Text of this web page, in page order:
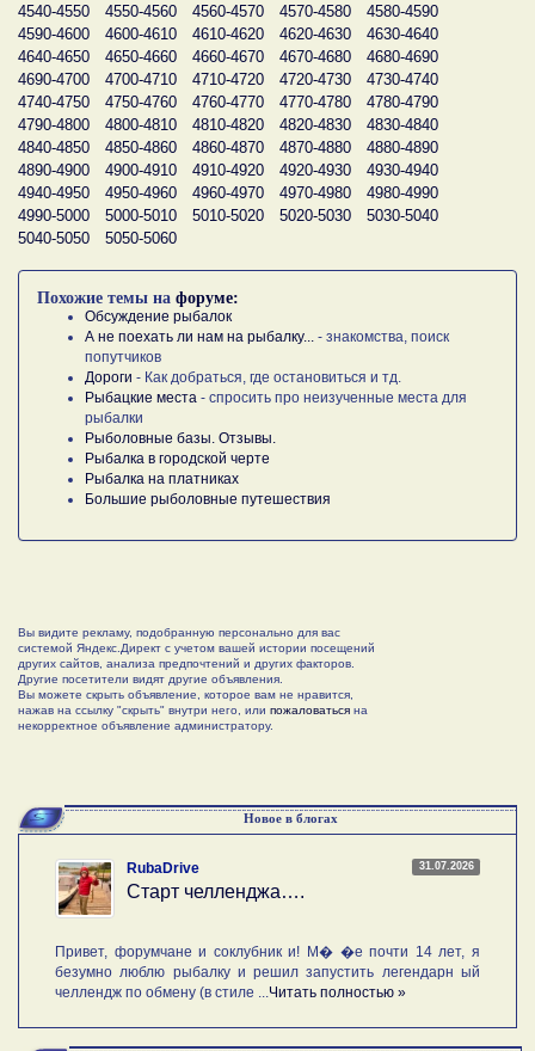
4540-4550
4550-4560 4560-4570 4570-4580
4580-4590
4590-4600
4600-4610 4610-4620 4620-4630
4630-4640
4640-4650
4650-4660 4660-4670 4670-4680
4680-4690
4690-4700
4700-4710 4710-4720 4720-4730
4730-4740
4740-4750
4750-4760 4760-4770 4770-4780
4780-4790
4790-4800
4800-4810 4810-4820 4820-4830
4830-4840
4840-4850
4850-4860 4860-4870 4870-4880
4880-4890
4890-4900
4900-4910 4910-4920 4920-4930
4930-4940
4940-4950
4950-4960 4960-4970 4970-4980
4980-4990
4990-5000
5000-5010 5010-5020 5020-5030
5030-5040
5040-5050
5050-5060
Похожие темы на форуме:
Обсуждение рыбалок
А не поехать ли нам на рыбалку... - знакомства, поиск
попутчиков
Дороги - Как добраться, где остановиться и тд.
Рыбацкие места - спросить про неизученные места для
рыбалки
Рыболовные базы. Отзывы.
Рыбалка в городской черте
Рыбалка на платниках
Большие рыболовные путешествия
Вы видите рекламу, подобранную персонально для вас
системой Яндекс.Директ с учетом вашей истории посещений
других сайтов, анализа предпочтений и других факторов.
Другие посетители видят другие объявления.
Вы можете скрыть объявление, которое вам не нравится,
нажав на ссылку "скрыть" внутри него, или пожаловаться на
некорректное объявление администратору.
Новое в блогах
31.07.2026
RubaDrive
Старт челленджа….
Привет, форумчане и соклубник и! М� �е почти 14 лет, я
безумно люблю рыбалку и решил запустить легендарн ый
челлендж по обмену (в стиле ...Читать полностью »